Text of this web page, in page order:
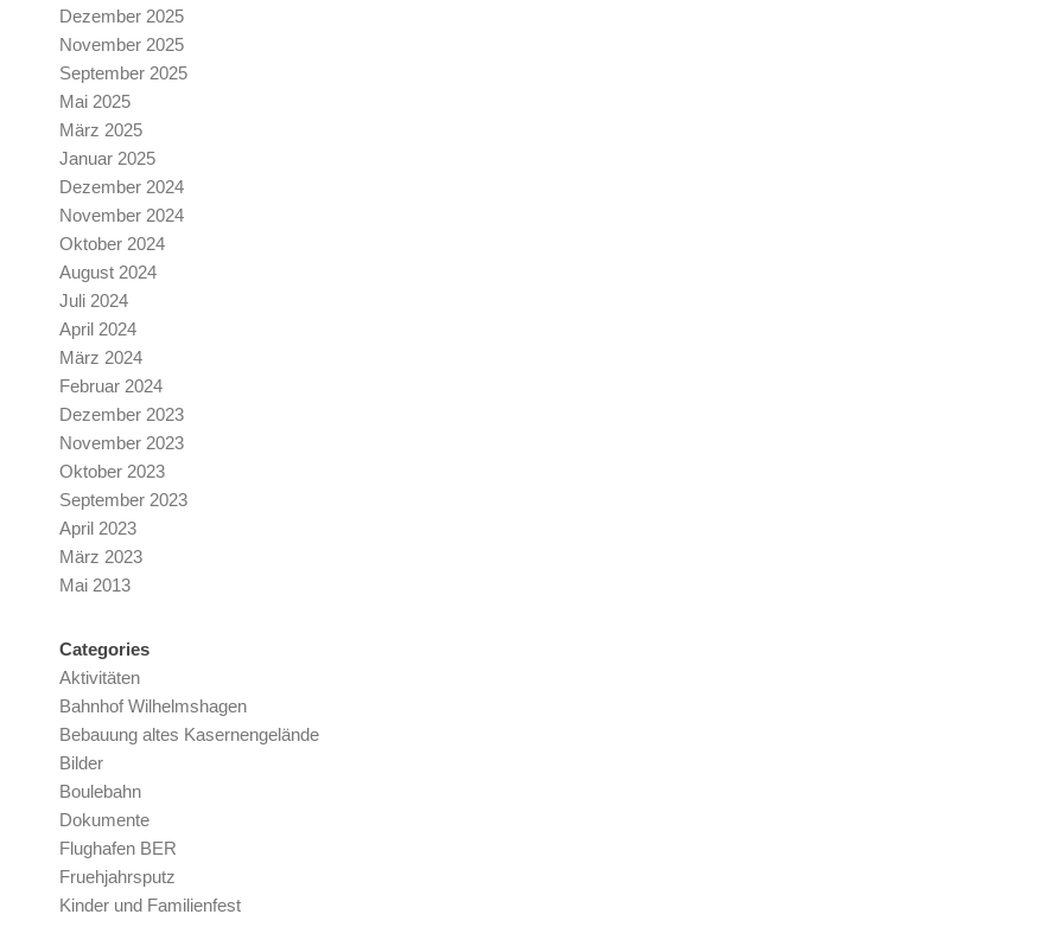
Dezember 2025
November 2025
September 2025
Mai 2025
März 2025
Januar 2025
Dezember 2024
November 2024
Oktober 2024
August 2024
Juli 2024
April 2024
März 2024
Februar 2024
Dezember 2023
November 2023
Oktober 2023
September 2023
April 2023
März 2023
Mai 2013
Categories
Aktivitäten
Bahnhof Wilhelmshagen
Bebauung altes Kasernengelände
Bilder
Boulebahn
Dokumente
Flughafen BER
Fruehjahrsputz
Kinder und Familienfest